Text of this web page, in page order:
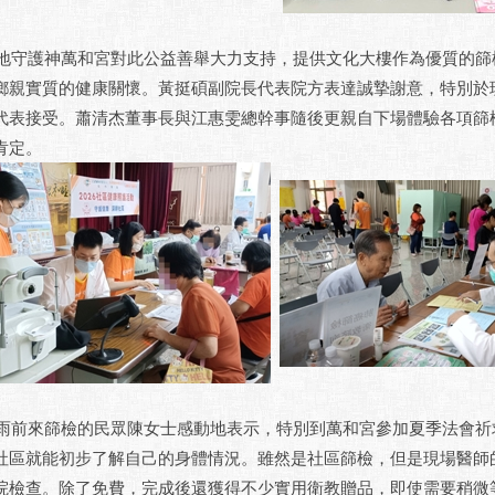
神萬和宮對此公益善舉大力支持，提供文化大樓作為優質的篩
親實質的健康關懷。黃挺碩副院長代表院方表達誠摯謝意，特別
表接受。蕭清杰董事長與江惠雯總幹事隨後更親自下場體驗各項
。
篩檢的民眾陳女士感動地表示，特別到萬和宮參加夏季法會祈
區就能初步了解自己的身體情況。雖然是社區篩檢，但是現場醫
檢查。除了免費，完成後還獲得不少實用衛教贈品，即使需要稍